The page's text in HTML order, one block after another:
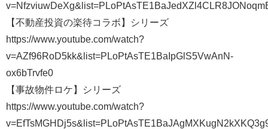
【不動産投資の楽待コラボ】シリーズ
https://www.youtube.com/watch?
v=AZf96RoD5kk&list=PLoPtAsTE1BaIpGlS5VwAnN-
ox6bTrvfe0
【事故物件ロケ】シリーズ
https://www.youtube.com/watch?